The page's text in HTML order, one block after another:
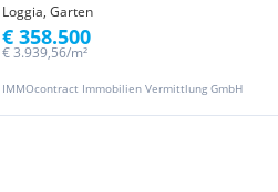
Loggia, Garten
IMMOcontract Immobilien Vermittlung GmbH
€ 3.939,56/m²
€ 358.500